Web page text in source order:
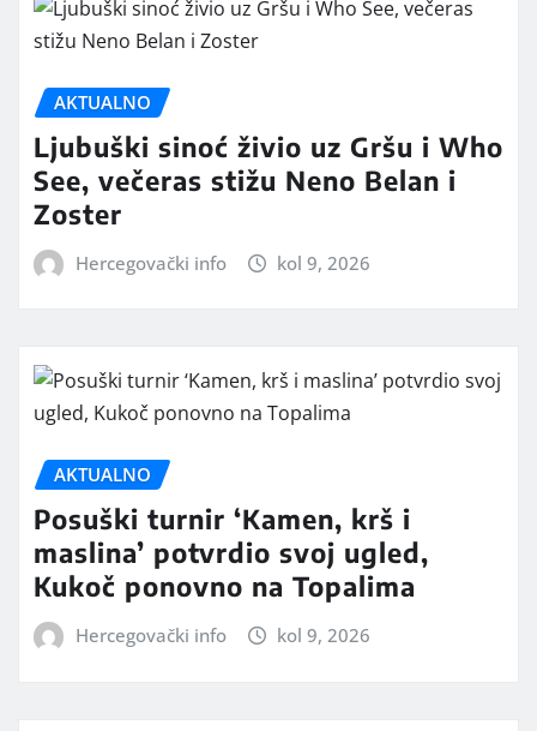
AKTUALNO
Ljubuški sinoć živio uz Gršu i Who
See, večeras stižu Neno Belan i
Zoster
Hercegovački info kol 9, 2026
AKTUALNO
Posuški turnir ‘Kamen, krš i
maslina’ potvrdio svoj ugled,
Kukoč ponovno na Topalima
Hercegovački info kol 9, 2026